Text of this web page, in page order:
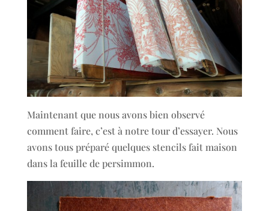
Maintenant que nous avons bien observé
comment faire, c’est à notre tour d’essayer. Nous
avons tous préparé quelques stencils fait maison
dans la feuille de persimmon.